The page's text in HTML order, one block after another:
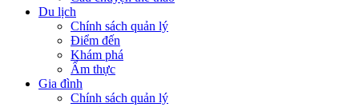
Du lịch
Chính sách quản lý
Điểm đến
Khám phá
Ẩm thực
Gia đình
Chính sách quản lý